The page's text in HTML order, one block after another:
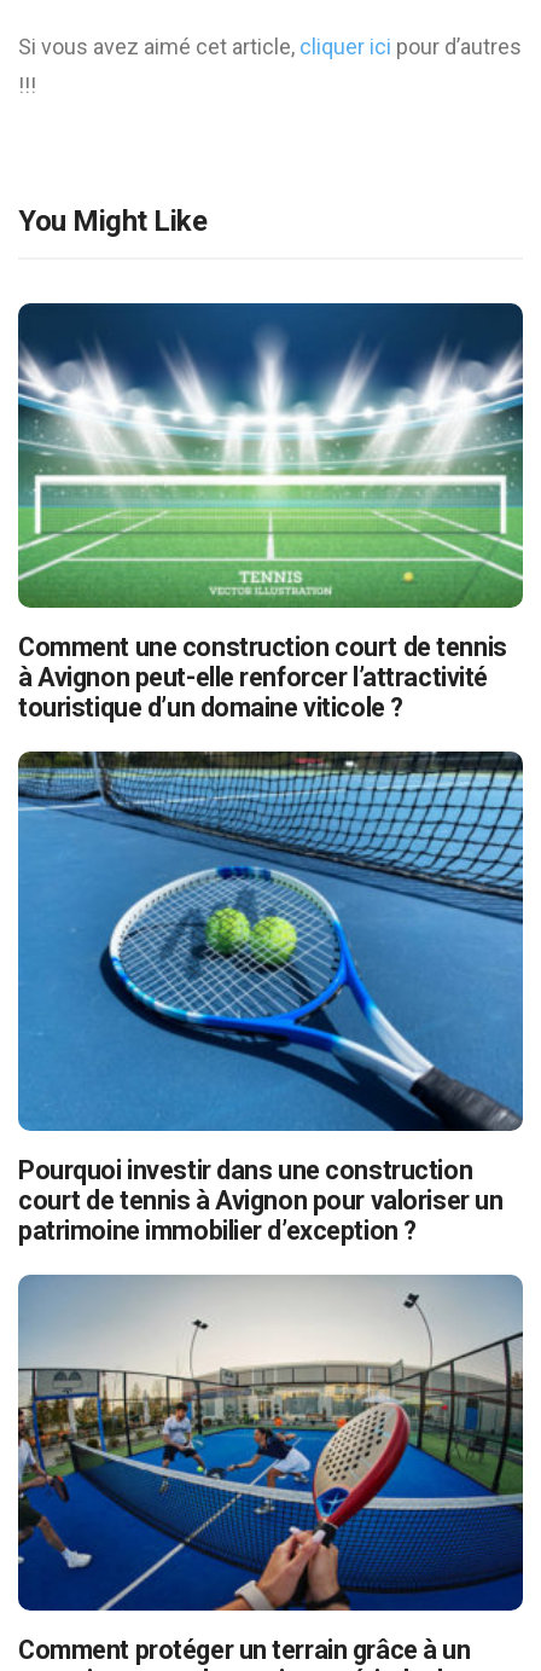
Si vous avez aimé cet article, cliquer ici pour d’autres
!!!
You Might Like
Comment une construction court de tennis
à Avignon peut-elle renforcer l’attractivité
touristique d’un domaine viticole ?
Pourquoi investir dans une construction
court de tennis à Avignon pour valoriser un
patrimoine immobilier d’exception ?
Comment protéger un terrain grâce à un